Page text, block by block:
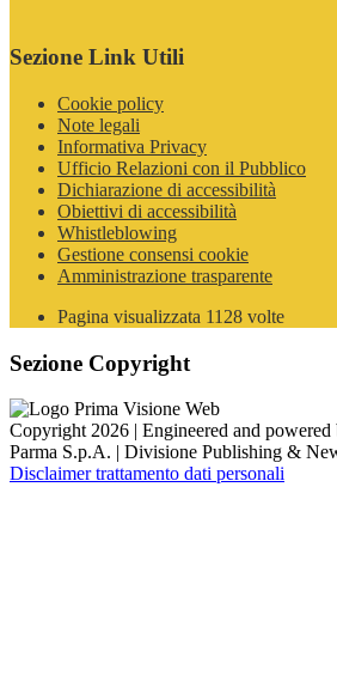
Sezione Link Utili
Cookie policy
Note legali
Informativa Privacy
Ufficio Relazioni con il Pubblico
Dichiarazione di accessibilità
Obiettivi di accessibilità
Whistleblowing
Gestione consensi cookie
Amministrazione trasparente
Pagina visualizzata 1128 volte
Sezione Copyright
Copyright 2026 | Engineered and
Parma S.p.A. | Divisione Publishing &
Disclaimer trattamento dati personali